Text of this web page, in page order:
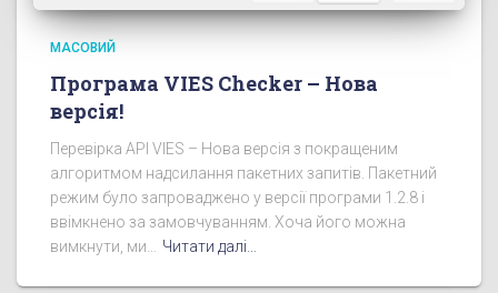
МАСОВИЙ
Програма VIES Checker – Нова
версія!
Перевірка API VIES – Нова версія з покращеним
алгоритмом надсилання пакетних запитів. Пакетний
режим було запроваджено у версії програми 1.2.8 і
ввімкнено за замовчуванням. Хоча його можна
вимкнути, ми… Читати далі…